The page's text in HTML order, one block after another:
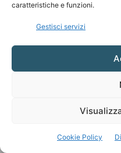
caratteristiche e funzioni.
Gestisci servizi
Cookie Policy